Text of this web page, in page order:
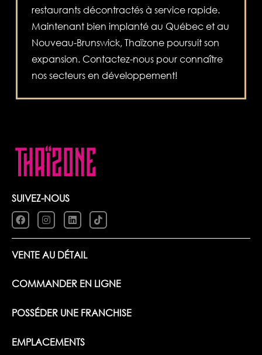
restaurants décontractés à service rapide.
Maintenant bien implanté au Québec et au
Nouveau-Brunswick, Thaïzone poursuit son
expansion. Contactez-nous pour connaître
nos secteurs en développement!
SUIVEZ-NOUS
VENTE AU DÉTAIL
COMMANDER EN LIGNE
POSSÉDER UNE FRANCHISE
EMPLACEMENTS